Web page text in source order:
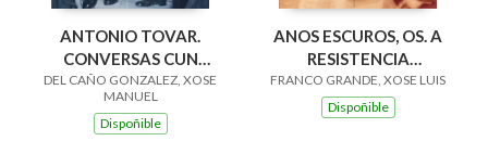
ANTONIO TOVAR.
CONVERSAS CUN
VELLO REVOLTADO
DEL CAÑO GONZALEZ, XOSE
MANUEL
Dispoñible
ANOS ESCUROS, OS. A
RESISTENCIA
CULTURAL DUNHA
XERACION
FRANCO GRANDE, XOSE LUIS
Dispoñible